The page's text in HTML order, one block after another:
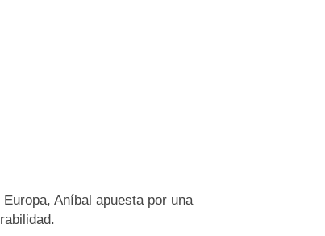
Aníbal apuesta por una